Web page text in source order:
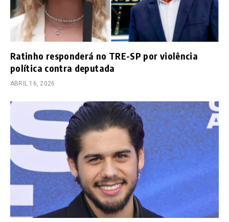
Ratinho responderá no TRE-SP por violência
política contra deputada
ABRIL 16, 2026